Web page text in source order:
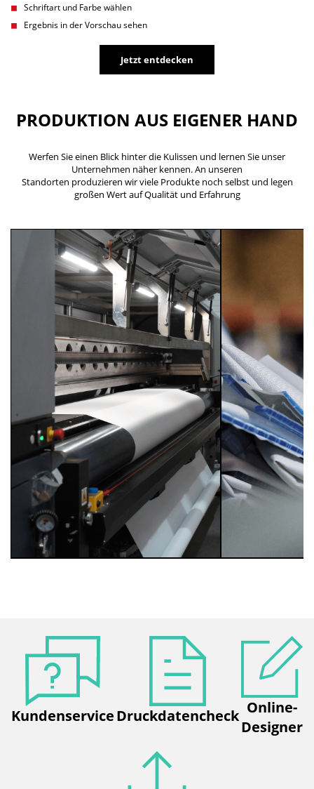
Schriftart und Farbe wählen
Ergebnis in der Vorschau sehen
Jetzt entdecken
PRODUKTION AUS EIGENER HAND
Werfen Sie einen Blick hinter die Kulissen und lernen Sie unser
Unternehmen näher kennen. An unseren
Standorten produzieren wir viele Produkte noch selbst und legen
großen Wert auf Qualität und Erfahrung
KundenserviceDruckdatencheck Online-
Designer